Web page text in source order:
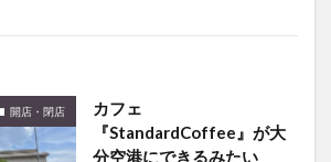
開店・閉店
カフェ
『StandardCoffee』が大
分空港にできるみたい